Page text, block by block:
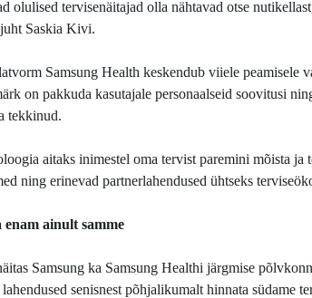
olulised tervisenäitajad olla nähtavad otse
Saskia Kivi.
Samsung Health keskendub viiele
on pakkuda kasutajale personaalseid soovitusi
tekkinud.
aitaks inimestel oma tervist paremini mõista
ning erinevad partnerlahendused ühtseks
ainult samme
Samsung ka Samsung Healthi järgmise
senisnest põhjalikumalt hinnata südame